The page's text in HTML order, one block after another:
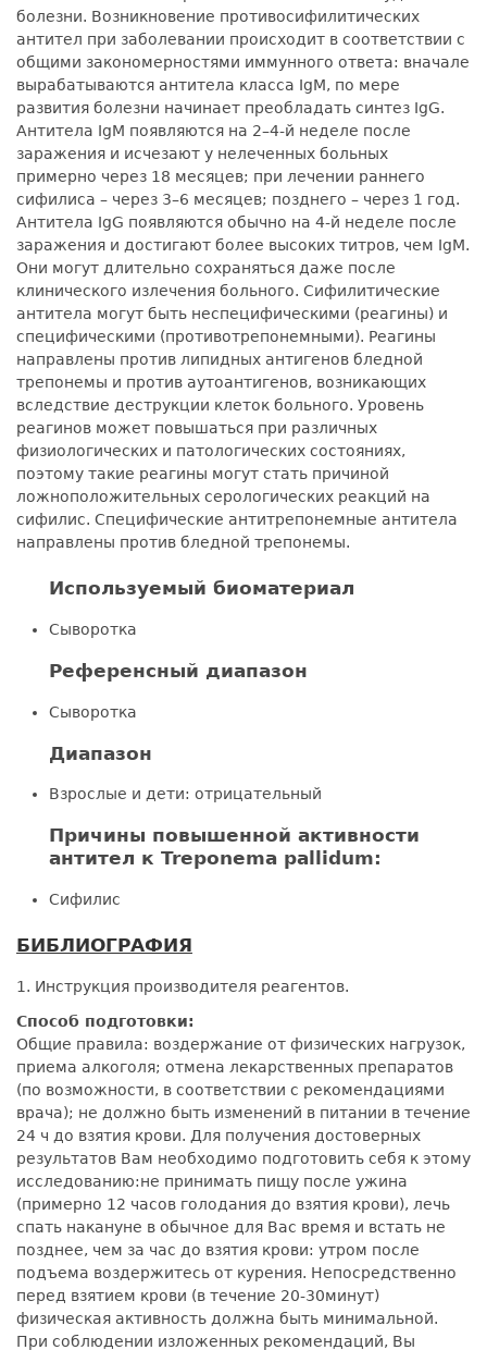
болезни. Возникновение противосифилитических
антител при заболевании происходит в соответствии с
общими закономерностями иммунного ответа: вначале
вырабатываются антитела класса IgМ, по мере
развития болезни начинает преобладать синтез IgG.
Антитела IgМ появляются на 2–4-й неделе после
заражения и исчезают у нелеченных больных
примерно через 18 месяцев; при лечении раннего
сифилиса – через 3–6 месяцев; позднего – через 1 год.
Антитела IgG появляются обычно на 4-й неделе после
заражения и достигают более высоких титров, чем IgМ.
Они могут длительно сохраняться даже после
клинического излечения больного. Сифилитические
антитела могут быть неспецифическими (реагины) и
специфическими (противотрепонемными). Реагины
направлены против липидных антигенов бледной
трепонемы и против аутоантигенов, возникающих
вследствие деструкции клеток больного. Уровень
реагинов может повышаться при различных
физиологических и патологических состояниях,
поэтому такие реагины могут стать причиной
ложноположительных серологических реакций на
сифилис. Специфические антитрепонемные антитела
направлены против бледной трепонемы.
Используемый биоматериал
Сыворотка
Референсный диапазон
Сыворотка
Диапазон
Взрослые и дети: отрицательный
Причины повышенной активности
антител к Treponema pallidum:
Сифилис
БИБЛИОГРАФИЯ
1. Инструкция производителя реагентов.
Способ подготовки:
Общие правила: воздержание от физических нагрузок,
приема алкоголя; отмена лекарственных препаратов
(по возможности, в соответствии с рекомендациями
врача); не должно быть изменений в питании в течение
24 ч до взятия крови. Для получения достоверных
результатов Вам необходимо подготовить себя к этому
исследованию:не принимать пищу после ужина
(примерно 12 часов голодания до взятия крови), лечь
спать накануне в обычное для Вас время и встать не
позднее, чем за час до взятия крови: утром после
подъема воздержитесь от курения. Непосредственно
перед взятием крови (в течение 20-30минут)
физическая активность должна быть минимальной.
При соблюдении изложенных рекомендаций, Вы